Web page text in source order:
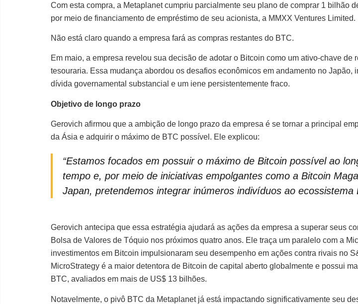
Com esta compra, a Metaplanet cumpriu parcialmente seu plano de comprar 1 bilhão
por meio de financiamento de empréstimo de seu acionista, a MMXX Ventures Limited.
Não está claro quando a empresa fará as compras restantes do BTC.
Em maio, a empresa revelou sua decisão de adotar o Bitcoin como um ativo-chave de
tesouraria. Essa mudança abordou os desafios econômicos em andamento no Japão,
dívida governamental substancial e um iene persistentemente fraco.
Objetivo de longo prazo
Gerovich afirmou que a ambição de longo prazo da empresa é se tornar a principal
da Ásia e adquirir o máximo de BTC possível. Ele explicou:
“Estamos focados em possuir o máximo de Bitcoin possível ao
tempo e, por meio de iniciativas empolgantes como a Bitcoin
Japan, pretendemos integrar inúmeros indivíduos ao ecossistema
Gerovich antecipa que essa estratégia ajudará as ações da empresa a superar seus
Bolsa de Valores de Tóquio nos próximos quatro anos. Ele traça um paralelo com a
investimentos em Bitcoin impulsionaram seu desempenho em ações contra rivais no
MicroStrategy é a maior detentora de Bitcoin de capital aberto globalmente e possui
BTC, avaliados em mais de US$ 13 bilhões.
Notavelmente, o pivô BTC da Metaplanet já está impactando significativamente seu